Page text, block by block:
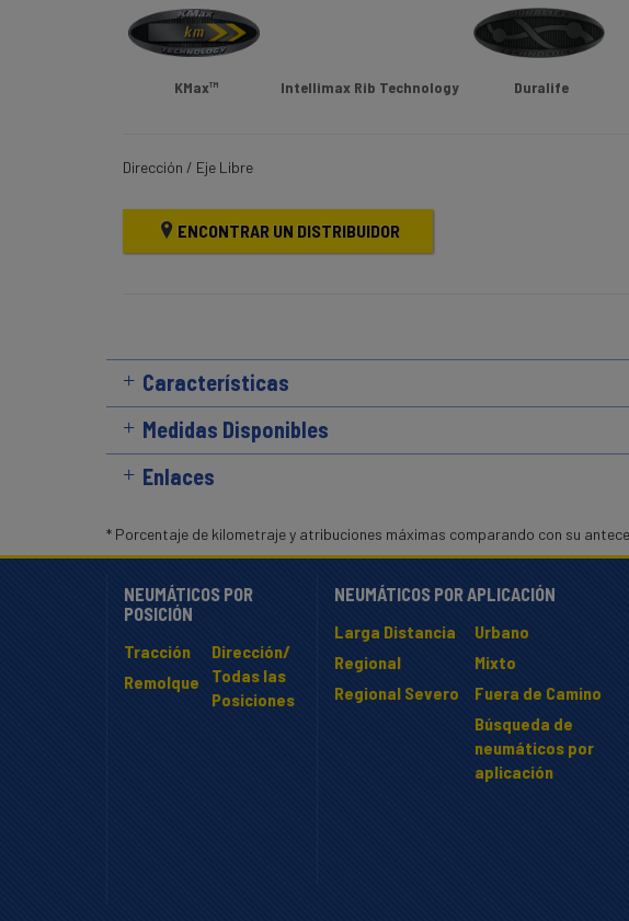
KMax™ Intellimax Rib Technology Duralife
Dirección / Eje Libre
ENCONTRAR UN DISTRIBUIDOR
Características
Medidas Disponibles
Enlaces
* Porcentaje de kilometraje y atribuciones máximas comparando con su
NEUMÁTICOS POR
POSICIÓN
Tracción
Remolque
Dirección/
Todas las
Posiciones
NEUMÁTICOS POR APLICACIÓN
Larga Distancia
Regional
Regional Severo
Urbano
Mixto
Fuera de Camino
Búsqueda de
neumáticos por
aplicación